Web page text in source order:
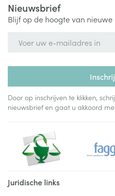
Nieuwsbrief
Blijf op de hoogte van
Door op inschrijven te klikken,
nieuwsbrief en gaat u akkoord
Juridische links